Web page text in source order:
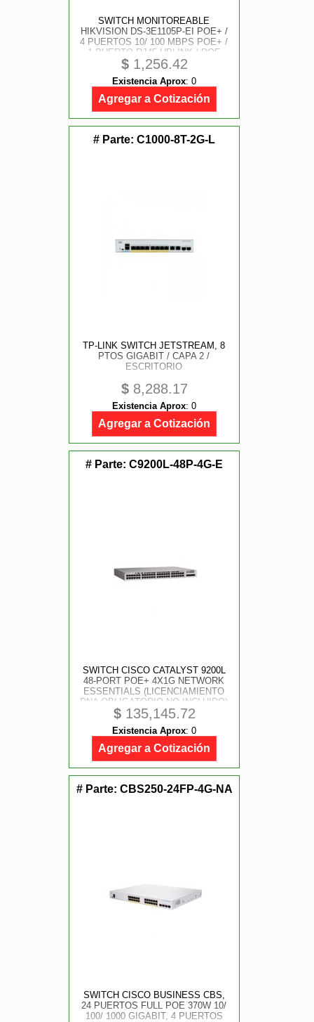
SWITCH MONITOREABLE
HIKVISION DS-3E1105P-EI POE+ /
4 PUERTOS 10/ 100 MBPS POE+ /
1 PUERTO RJ45 UPLINK / POE
HASTA 250 METROS / 60 W /
CONEXIÓN REMOTA DESDE HIK-
PARTNERPRO
$1,256.42
Existencia Aprox: 0
Agregar a Cotización
# Parte: C1000-8T-2G-L
TP-LINK SWITCH JETSTREAM, 8
PTOS GIGABIT / CAPA 2 /
ESCRITORIO
$8,288.17
Existencia Aprox: 0
Agregar a Cotización
# Parte: C9200L-48P-4G-E
SWITCH CISCO CATALYST 9200L
48-PORT POE+ 4X1G NETWORK
ESSENTIALS (LICENCIAMIENTO
DNA OBLIGATORIO NO INCLUIDO)
$135,145.72
Existencia Aprox: 0
Agregar a Cotización
# Parte: CBS250-24FP-4G-NA
SWITCH CISCO BUSINESS CBS,
24 PUERTOS FULL POE 370W 10/
100/ 1000 GIGABIT, 4 PUERTOS